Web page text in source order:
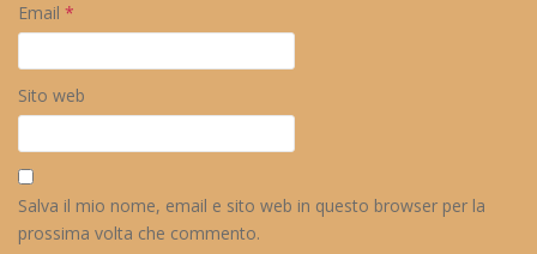
Email *
Sito web
Salva il mio nome, email e sito web in questo browser per la
prossima volta che commento.